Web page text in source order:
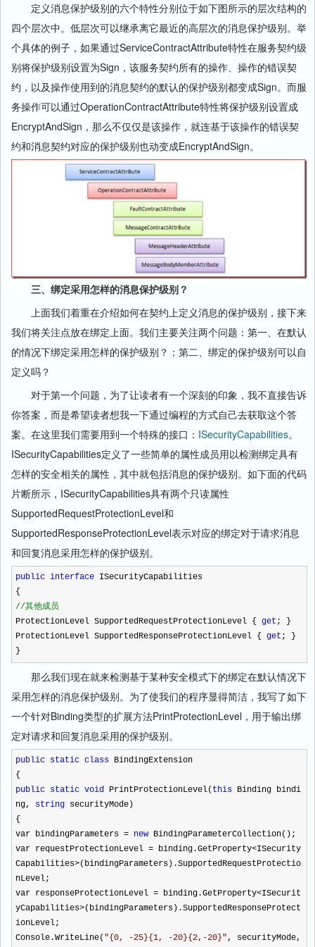
定义消息保护级别的六个特性分别位于如下图所示的层次结构的
四个层次中。低层次可以继承离它最近的高层次的消息保护级别。举
个具体的例子，如果通过ServiceContractAttribute特性在服务契约级
别将保护级别设置为Sign，该服务契约所有的操作、操作的错误契
约，以及操作使用到的消息契约的默认的保护级别都变成Sign。而服
务操作可以通过OperationContractAttribute特性将保护级别设置成
EncryptAndSign，那么不仅仅是该操作，就连基于该操作的错误契
约和消息契约对应的保护级别也动变成EncryptAndSign。
三、绑定采用怎样的消息保护级别？
上面我们着重在介绍如何在契约上定义消息的保护级别，接下来
我们将关注点放在绑定上面。我们主要关注两个问题：第一、在默认
的情况下绑定采用怎样的保护级别？；第二、绑定的保护级别可以自
定义吗？
对于第一个问题，为了让读者有一个深刻的印象，我不直接告诉
你答案，而是希望读者想我一下通过编程的方式自己去获取这个答
案。在这里我们需要用到一个特殊的接口： ISecurityCapabilities。
ISecurityCapabilities定义了一些简单的属性成员用以检测绑定具有
怎样的安全相关的属性，其中就包括消息的保护级别。如下面的代码
片断所示，ISecurityCapabilities具有两个只读属性
SupportedRequestProtectionLevel和
SupportedResponseProtectionLevel表示对应的绑定对于请求消息
和回复消息采用怎样的保护级别。
public interface ISecurityCapabilities
{
//其他成员
ProtectionLevel SupportedRequestProtectionLevel { get ; }
ProtectionLevel SupportedResponseProtectionLevel { get ; }
}
那么我们现在就来检测基于某种安全模式下的绑定在默认情况下
采用怎样的消息保护级别。为了使我们的程序显得简洁，我写了如下
一个针对Binding类型的扩展方法PrintProtectionLevel，用于输出绑
定对请求和回复消息采用的保护级别。
public static class BindingExtension
{
public static void PrintProtectionLevel( this Binding bindi
ng, string securityMode)
{
var bindingParameters = new BindingParameterCollection();
var requestProtectionLevel = binding.GetProperty<ISecurity
Capabilities>(bindingParameters).SupportedRequestProtectio
nLevel;
var responseProtectionLevel = binding.GetProperty<ISecurit
yCapabilities>(bindingParameters).SupportedResponseProtect
ionLevel;
Console.WriteLine( "{0, -25}{1, -20}{2,-20}", securityMode,